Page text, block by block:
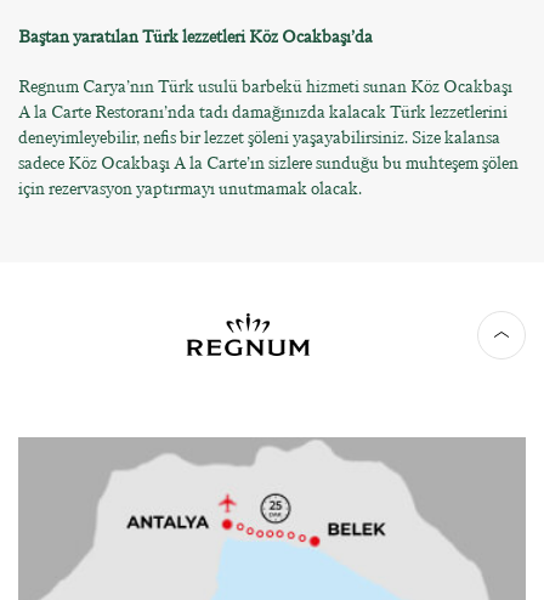
Baştan yaratılan Türk lezzetleri Köz Ocakbaşı’da
Regnum Carya’nın Türk usulü barbekü hizmeti sunan Köz Ocakbaşı
A la Carte Restoranı’nda tadı damağınızda kalacak Türk lezzetlerini
deneyimleyebilir, nefis bir lezzet şöleni yaşayabilirsiniz. Size kalansa
sadece Köz Ocakbaşı A la Carte’ın sizlere sunduğu bu muhteşem şölen
için rezervasyon yaptırmayı unutmamak olacak.